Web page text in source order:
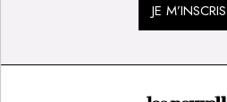
JE M’INSCRIS